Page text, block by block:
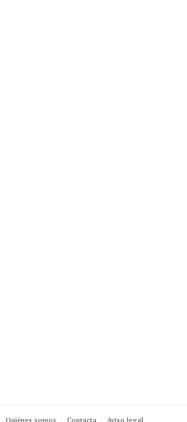
Quiénes somos Contacta Aviso legal